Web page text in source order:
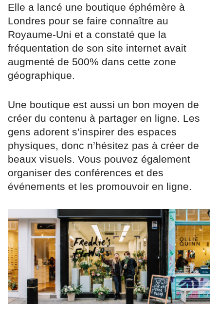
Elle a lancé une boutique éphémère à
Londres pour se faire connaître au
Royaume-Uni et a constaté que la
fréquentation de son site internet avait
augmenté de 500% dans cette zone
géographique.
Une boutique est aussi un bon moyen de
créer du contenu à partager en ligne. Les
gens adorent s’inspirer des espaces
physiques, donc n’hésitez pas à créer de
beaux visuels. Vous pouvez également
organiser des conférences et des
événements et les promouvoir en ligne.